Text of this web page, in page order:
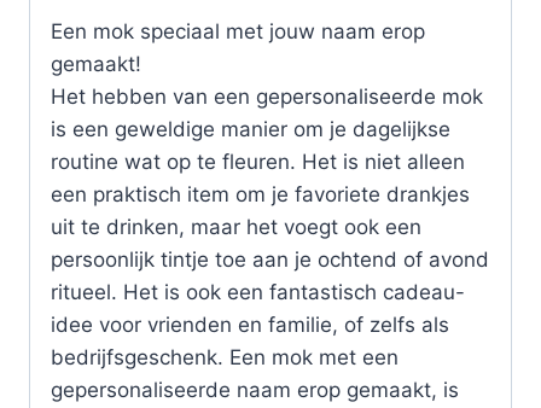
Een mok speciaal met jouw naam erop
gemaakt!
Het hebben van een gepersonaliseerde mok
is een geweldige manier om je dagelijkse
routine wat op te fleuren. Het is niet alleen
een praktisch item om je favoriete drankjes
uit te drinken, maar het voegt ook een
persoonlijk tintje toe aan je ochtend of avond
ritueel. Het is ook een fantastisch cadeau-
idee voor vrienden en familie, of zelfs als
bedrijfsgeschenk. Een mok met een
gepersonaliseerde naam erop gemaakt, is